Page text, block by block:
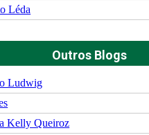
Léda
Outros Blogs
Ludwig
Kelly Queiroz